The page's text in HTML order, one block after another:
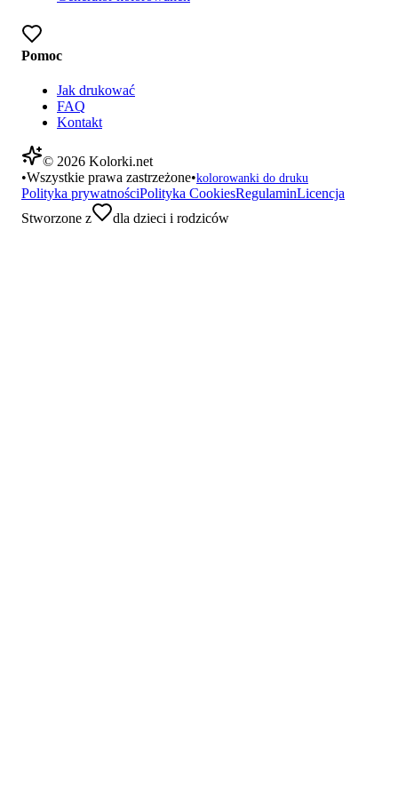
Pomoc
Jak drukować
FAQ
Kontakt
© 2026 Kolorki.net
•Wszystkie prawa zastrzeżone•kolorowanki do druku
Polityka prywatnościPolityka CookiesRegulaminLicencja
Stworzone z
dla dzieci i rodziców